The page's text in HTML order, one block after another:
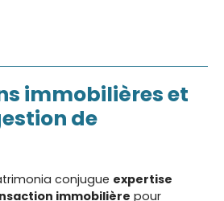
immobilières et
de